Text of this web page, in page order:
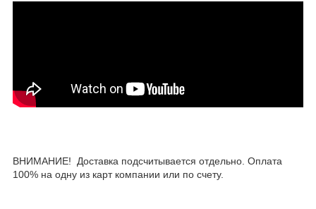
ВНИМАНИЕ! Доставка подсчитывается отдельно. Оплата
100% на одну из карт компании или по счету.